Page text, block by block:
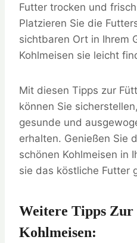
Futter trocken und
Platzieren Sie die
sichtbaren Ort in Ihrem
Kohlmeisen sie leicht
Mit diesen Tipps zur
können Sie
gesunde und
erhalten. Genießen Sie
schönen Kohlmeisen in
sie das köstliche Futter
Weitere Tipps Zur
Kohlmeisen: